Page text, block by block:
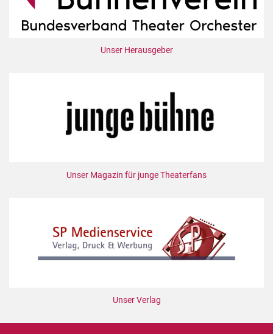
Unser Herausgeber
Unser Magazin für junge Theaterfans
Unser Verlag